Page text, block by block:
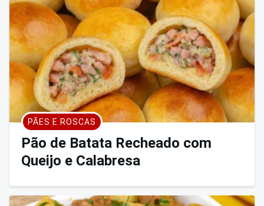
PÃES E ROSCAS
Pão de Batata Recheado com
Queijo e Calabresa